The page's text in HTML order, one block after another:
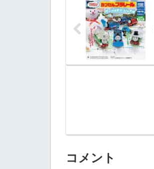
コメント